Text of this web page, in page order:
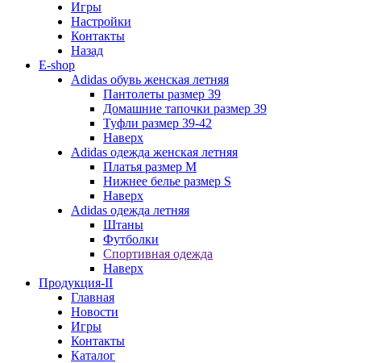
Игры
Настройки
Контакты
Назад
E-shop
Adidas обувь женская летняя
Пантолеты размер 39
Домашние тапочки размер 39
Туфли размер 39-42
Наверх
Adidas одежда женская летняя
Платья размер M
Нижнее белье размер S
Наверх
Adidas одежда летняя
Штаны
Футболки
Спортивная одежда
Наверх
Продукция-II
Главная
Новости
Игры
Контакты
Каталог